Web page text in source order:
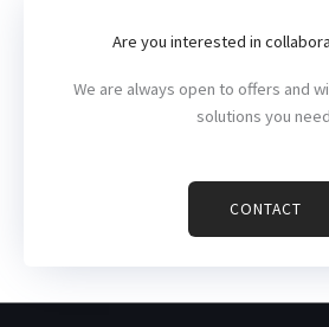
Are you interested in
We are always open to offers and
solutions you
CONTACT